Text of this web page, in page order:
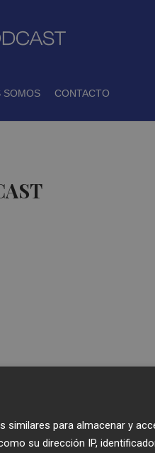
SOMOS CONTACTO
para almacenar y
su dirección IP,